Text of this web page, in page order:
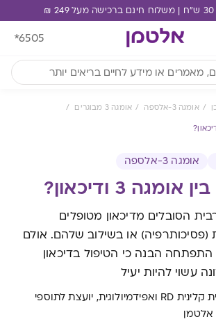
*6505
אומגה 3-אלספה אומגה 3 מבוגרים
אומגה 3-אלספה
3 ודיכאון?
הסובלים מדיכאון מטופלים
(פסיכותרפיה) או בשילוב שלהם. אולם
הבנה כי הטיפול בדיכאון
עשוי להיות יעיל
דיאטנית קלינית RD ואפידמיולוגית, יועצת לתוספי
אלטמן